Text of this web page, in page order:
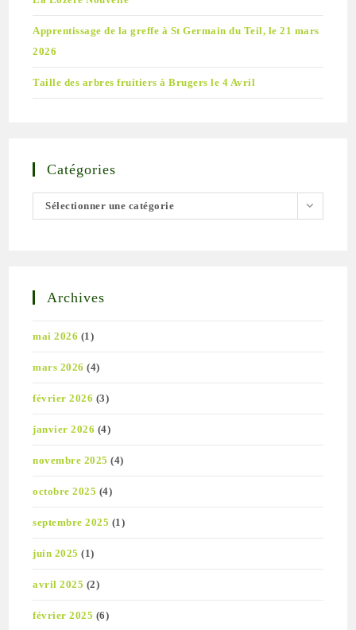
Apprentissage de la greffe à St Germain du Teil, le 21 mars
2026
Taille des arbres fruitiers à Brugers le 4 Avril
Catégories
Sélectionner une catégorie
Archives
mai 2026 (1)
mars 2026 (4)
février 2026 (3)
janvier 2026 (4)
novembre 2025 (4)
octobre 2025 (4)
septembre 2025 (1)
juin 2025 (1)
avril 2025 (2)
février 2025 (6)